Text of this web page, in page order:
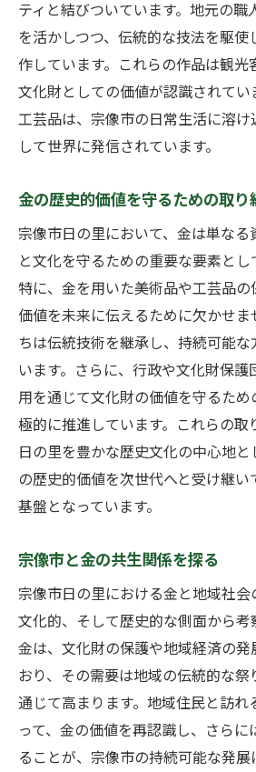
ティと結びついています。地元の職
を活かしつつ、伝統的な技法を駆
作しています。これらの作品は観光
文化財としての価値が認識されてい
工芸品は、宗像市の日常生活に溶け
して世界に発信されています。
金の歴史的価値を守るための取り
宗像市日の里において、金は単な
と文化を守るための重要な要素とし
特に、金を用いた美術品や工芸品
価値を未来に伝えるために欠かせ
ちは伝統技術を継承し、持続可能
います。さらに、行政や文化財保
用を通じて文化財の価値を守るた
極的に推進しています。これらの取
日の里を豊かな歴史文化の中心地
の歴史的価値を次世代へと受け継
基盤となっています。
宗像市と金の共生関係を探る
宗像市日の里における金と地域社会
文化的、そして歴史的な側面から考
金は、文化財の保護や地域経済の
おり、その需要は地域の伝統的な祭
通じて高まります。地域住民と訪れ
って、金の価値を再認識し、さら
ることが、宗像市の持続可能な発